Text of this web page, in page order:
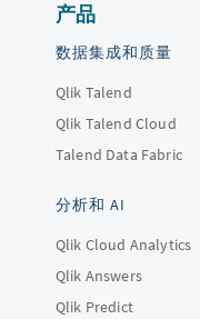
产品
数据集成和质量
Qlik Talend
Qlik Talend Cloud
Talend Data Fabric
分析和 AI
Qlik Cloud Analytics
Qlik Answers
Qlik Predict